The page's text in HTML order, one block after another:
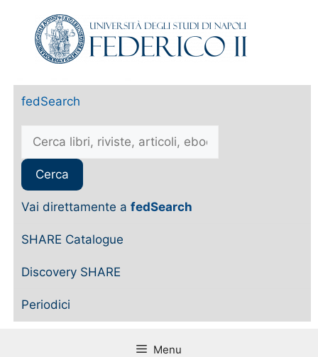
fedSearch
Vai direttamente a fedSearch
SHARE Catalogue
Discovery SHARE
Periodici
Menu